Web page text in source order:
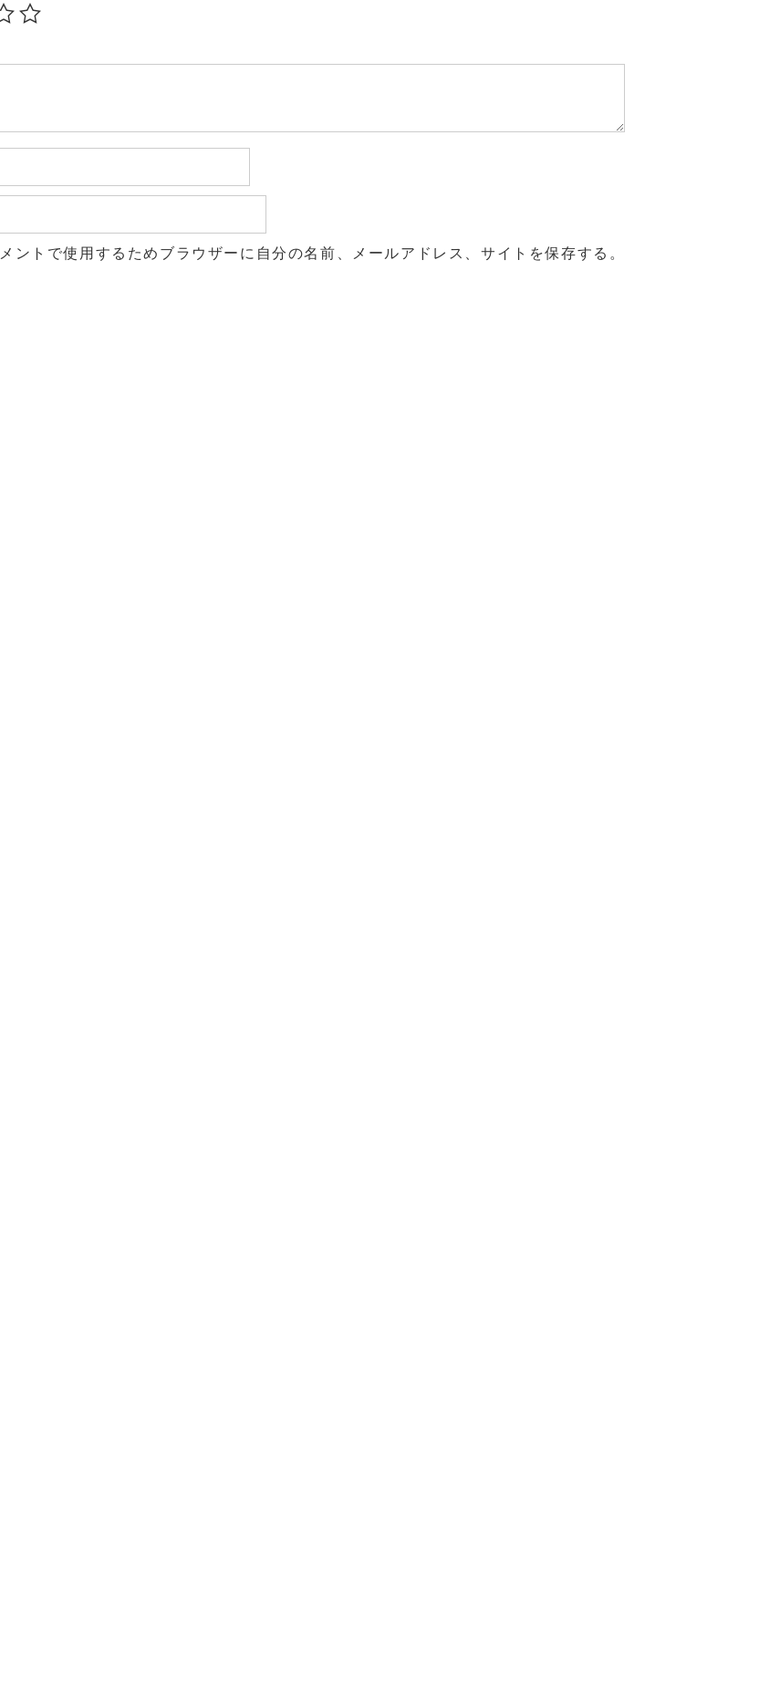
ントで使用するためブラウザーに自分の名前、メールアドレス、サイトを保存する。